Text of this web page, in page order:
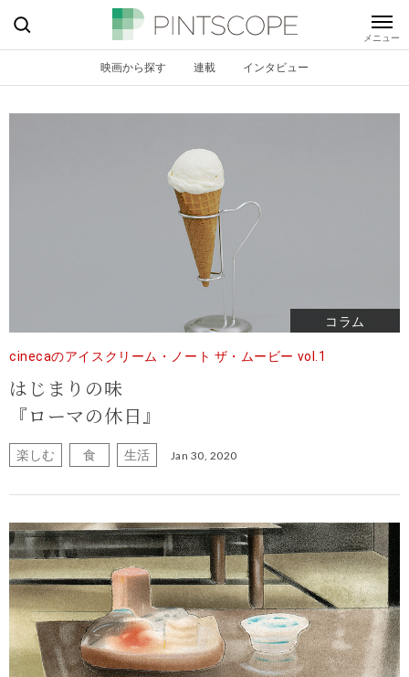
映画から探す 連載 インタビュー
コラム
cinecaのアイスクリーム・ノート ザ・ムービー vol.1
はじまりの味
『ローマの休日』
楽しむ 食 生活 Jan 30, 2020